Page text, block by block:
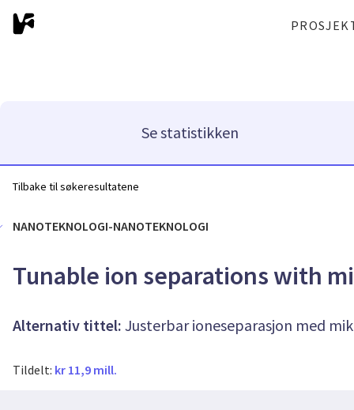
Se statistikken
Tilbake til søkeresultatene
NANOTEKNOLOGI-NANOTEKNOLOGI
Tunable ion separations with
Alternativ tittel: Justerbar ioneseparasjon med
Tildelt: kr 11,9 mill.